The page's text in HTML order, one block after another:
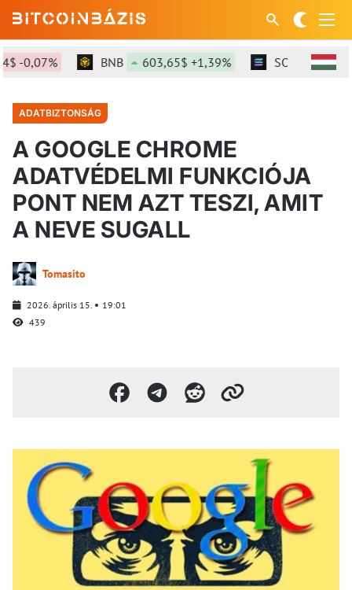
BNB 603,65$ +1,39% SOL 76,46$
ADATBIZTONSÁG
A GOOGLE CHROME
ADATVÉDELMI FUNKCIÓJA
PONT NEM AZT TESZI, AMIT
A NEVE SUGALL
Tomasito
2026. április 15.
19:01
439